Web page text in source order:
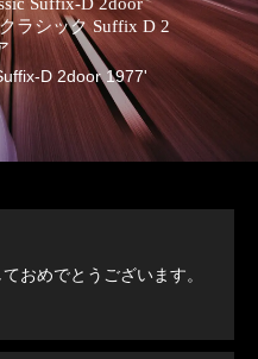
ラシック Suffix D 2
RANGE ROVER Classic Suffix-D 2door 1977'
英
おめでとうございます。